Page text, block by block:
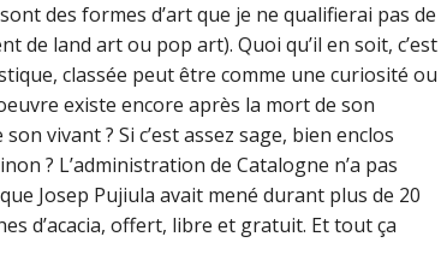
des formes d’art que je ne qualifierai pas de
de land art ou pop art). Quoi qu’il en soit, c’est
classée peut être comme une curiosité ou
existe encore après la mort de son
vivant ? Si c’est assez sage, bien enclos
? L’administration de Catalogne n’a pas
Josep Pujiula avait mené durant plus de 20
d’acacia, offert, libre et gratuit. Et tout ça